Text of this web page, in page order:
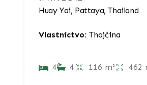
Huay Yai, Pattaya, Thailand
Vlastníctvo: Thajčina
4 4 116 m² 462